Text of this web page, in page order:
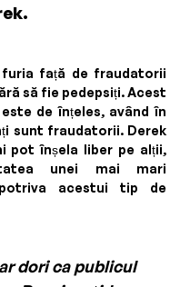
față de fraudatorii
să fie pedepsiți. Acest
de înțeles, având în
sunt fraudatorii. Derek
pot înșela liber pe alții,
unei mai mari
acestui tip de
dori ca publicul